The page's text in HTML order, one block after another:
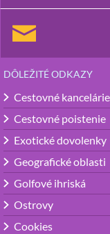
DÔLEŽITÉ ODKAZY
Cestovné kancelárie
Cestovné poistenie
Exotické dovolenky
Geografické oblasti
Golfové ihriská
Ostrovy
Cookies